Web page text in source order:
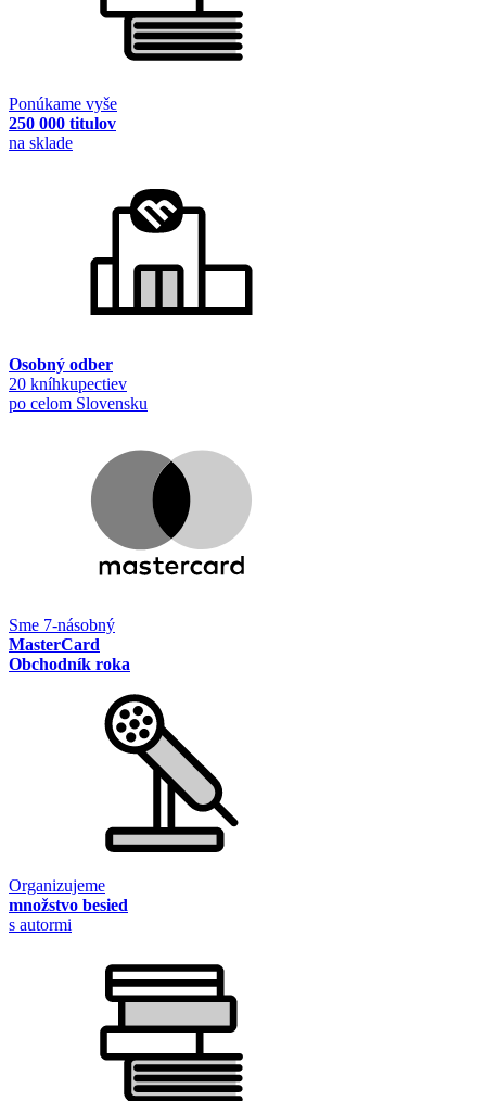
Ponúkame vyše
250 000 titulov
na sklade
Osobný odber
20 kníhkupectiev
po celom Slovensku
Sme 7-násobný
MasterCard
Obchodník roka
Organizujeme
množstvo besied
s autormi